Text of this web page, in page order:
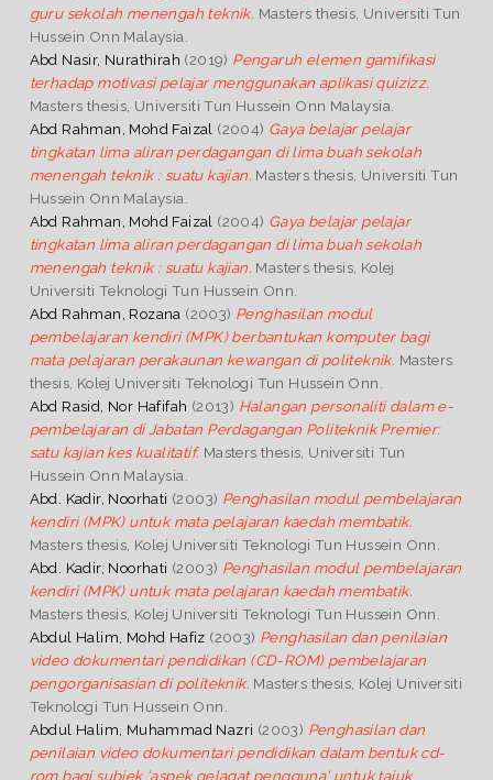
guru sekolah menengah teknik. Masters thesis, Universiti Tun
Hussein Onn Malaysia.
Abd Nasir, Nurathirah (2019) Pengaruh elemen gamifikasi
terhadap motivasi pelajar menggunakan aplikasi quizizz.
Masters thesis, Universiti Tun Hussein Onn Malaysia.
Abd Rahman, Mohd Faizal (2004) Gaya belajar pelajar
tingkatan lima aliran perdagangan di lima buah sekolah
menengah teknik : suatu kajian. Masters thesis, Universiti Tun
Hussein Onn Malaysia.
Abd Rahman, Mohd Faizal (2004) Gaya belajar pelajar
tingkatan lima aliran perdagangan di lima buah sekolah
menengah teknik : suatu kajian. Masters thesis, Kolej
Universiti Teknologi Tun Hussein Onn.
Abd Rahman, Rozana (2003) Penghasilan modul
pembelajaran kendiri (MPK) berbantukan komputer bagi
mata pelajaran perakaunan kewangan di politeknik. Masters
thesis, Kolej Universiti Teknologi Tun Hussein Onn.
Abd Rasid, Nor Hafifah (2013) Halangan personaliti dalam e-
pembelajaran di Jabatan Perdagangan Politeknik Premier:
satu kajian kes kualitatif. Masters thesis, Universiti Tun
Hussein Onn Malaysia.
Abd. Kadir, Noorhati (2003) Penghasilan modul pembelajaran
kendiri (MPK) untuk mata pelajaran kaedah membatik.
Masters thesis, Kolej Universiti Teknologi Tun Hussein Onn.
Abd. Kadir, Noorhati (2003) Penghasilan modul pembelajaran
kendiri (MPK) untuk mata pelajaran kaedah membatik.
Masters thesis, Kolej Universiti Teknologi Tun Hussein Onn.
Abdul Halim, Mohd Hafiz (2003) Penghasilan dan penilaian
video dokumentari pendidikan (CD-ROM) pembelajaran
pengorganisasian di politeknik. Masters thesis, Kolej Universiti
Teknologi Tun Hussein Onn.
Abdul Halim, Muhammad Nazri (2003) Penghasilan dan
penilaian video dokumentari pendidikan dalam bentuk cd-
rom bagi subjek 'aspek gelagat pengguna' untuk tajuk